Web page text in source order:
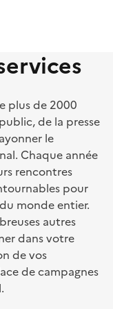
plus de 2000
de la presse
le
Chaque année
rencontres
pour
monde entier.
autres
dans votre
de vos
de campagnes